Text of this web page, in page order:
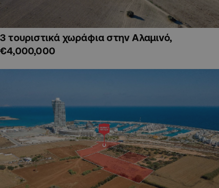
3 τουριστικά χωράφια στην Αλαμινό,
€4,000,000